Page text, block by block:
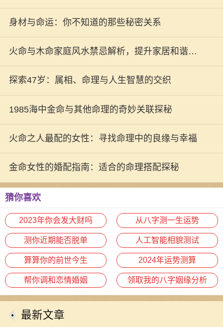
身材与命运：你不知道的那些秘密关系
火命与木命家庭风水禁忌解析，提升家居和谐的
秘诀
探索47岁：属相、命理与人生智慧的交织
1985海中金命与其他命理的奇妙关联探秘
火命之人最配的女性：寻找命理中的良缘与幸福
金命女性的婚配指南：适合的命理搭配探秘
猜你喜欢
2023年你会发大财吗 从八字测一生运势
测你近期能否脱单 人工智能相貌测试
算算你的前世今生 2024年运势测算
帮你调和恋情婚姻 领取我的八字姻缘分析
最新文章